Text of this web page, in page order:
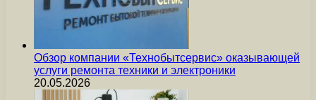
Обзор компании «Технобытсервис» оказывающей
услуги ремонта техники и электроники
20.05.2026